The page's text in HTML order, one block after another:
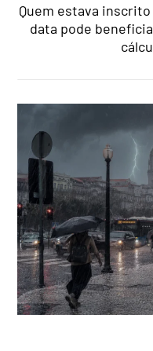
Quem estava
data pode